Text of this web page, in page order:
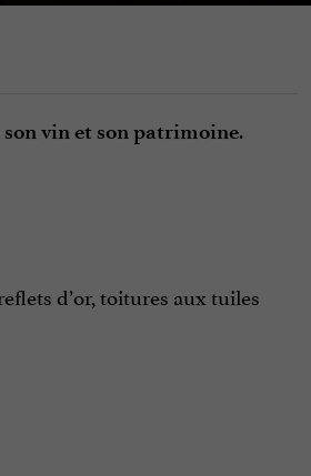
vin et son patrimoine.
d’or, toitures aux tuiles